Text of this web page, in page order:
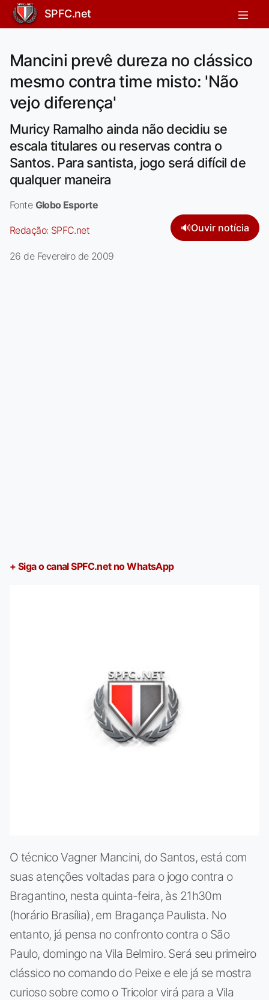
SPFC.net
Mancini prevê dureza no clássico
mesmo contra time misto: 'Não
vejo diferença'
Muricy Ramalho ainda não decidiu se
escala titulares ou reservas contra o
Santos. Para santista, jogo será difícil de
qualquer maneira
Fonte Globo Esporte
Redação: SPFC.net 🔊Ouvir notícia
26 de Fevereiro de 2009
+ Siga o canal SPFC.net no WhatsApp
O técnico Vagner Mancini, do Santos, está com
suas atenções voltadas para o jogo contra o
Bragantino, nesta quinta-feira, às 21h30m
(horário Brasília), em Bragança Paulista. No
entanto, já pensa no confronto contra o São
Paulo, domingo na Vila Belmiro. Será seu primeiro
clássico no comando do Peixe e ele já se mostra
curioso sobre como o Tricolor virá para a Vila